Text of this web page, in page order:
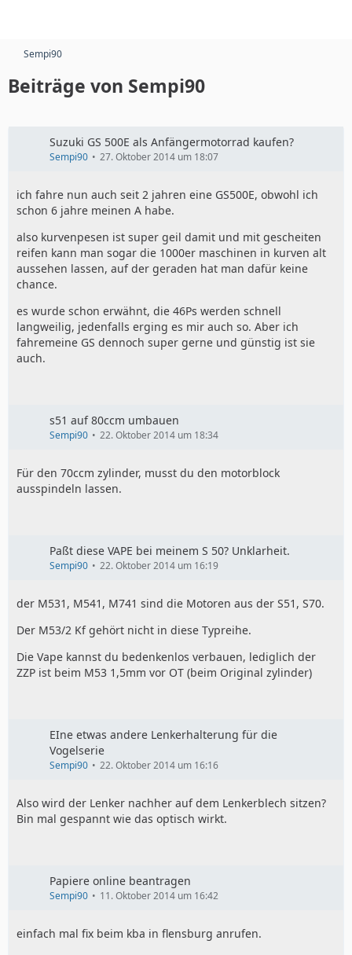
Sempi90
Beiträge von Sempi90
Suzuki GS 500E als Anfängermotorrad kaufen?
Sempi90 27. Oktober 2014 um 18:07
ich fahre nun auch seit 2 jahren eine GS500E, obwohl ich
schon 6 jahre meinen A habe.
also kurvenpesen ist super geil damit und mit gescheiten
reifen kann man sogar die 1000er maschinen in kurven alt
aussehen lassen, auf der geraden hat man dafür keine
chance.
es wurde schon erwähnt, die 46Ps werden schnell
langweilig, jedenfalls erging es mir auch so. Aber ich
fahremeine GS dennoch super gerne und günstig ist sie
auch.
s51 auf 80ccm umbauen
Sempi90 22. Oktober 2014 um 18:34
Für den 70ccm zylinder, musst du den motorblock
ausspindeln lassen.
Paßt diese VAPE bei meinem S 50? Unklarheit.
Sempi90 22. Oktober 2014 um 16:19
der M531, M541, M741 sind die Motoren aus der S51, S70.
Der M53/2 Kf gehört nicht in diese Typreihe.
Die Vape kannst du bedenkenlos verbauen, lediglich der
ZZP ist beim M53 1,5mm vor OT (beim Original zylinder)
EIne etwas andere Lenkerhalterung für die
Vogelserie
Sempi90 22. Oktober 2014 um 16:16
Also wird der Lenker nachher auf dem Lenkerblech sitzen?
Bin mal gespannt wie das optisch wirkt.
Papiere online beantragen
Sempi90 11. Oktober 2014 um 16:42
einfach mal fix beim kba in flensburg anrufen.